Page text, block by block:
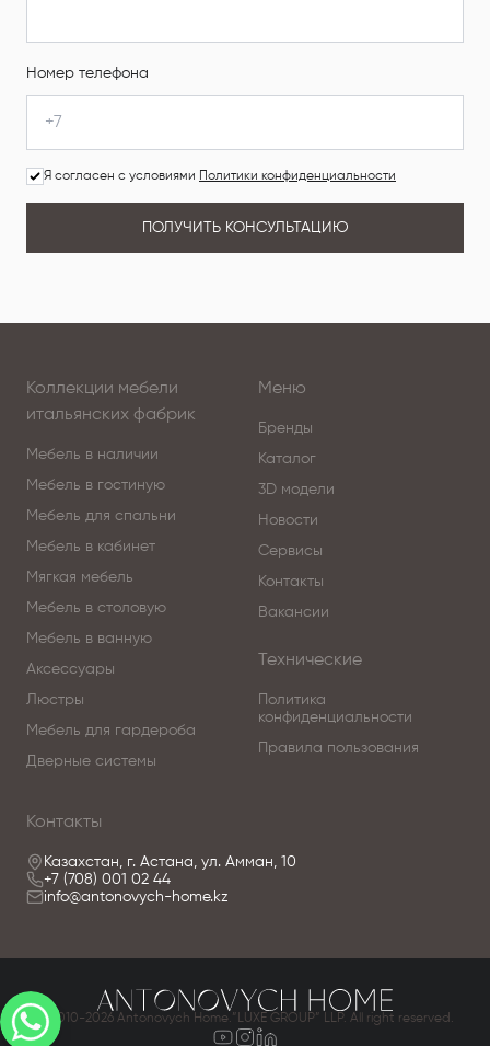
Номер телефона
Я согласен с условиями Политики конфиденциальности
ПОЛУЧИТЬ КОНСУЛЬТАЦИЮ
Коллекции мебели
итальянских фабрик
Мебель в наличии
Мебель в гостиную
Мебель для спальни
Мебель в кабинет
Мягкая мебель
Мебель в столовую
Мебель в ванную
Аксессуары
Люстры
Мебель для гардероба
Дверные системы
Меню
Бренды
Каталог
3D модели
Новости
Сервисы
Контакты
Вакансии
Технические
Политика
конфиденциальности
Правила пользования
Контакты
Казахстан, г. Астана, ул. Амман, 10
+7 (708) 001 02 44
info@antonovych-home.kz
© 2010-2026 Antonovych Home.”LUXE GROUP” LLP. All right reserved.